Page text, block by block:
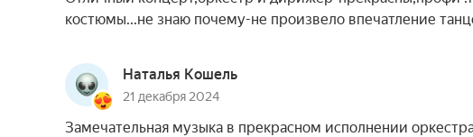
костюмы...не знаю почему-не произвело впечатление
Наталья Кошель
21 декабря 2024
Замечательная музыка в прекрасном исполнении